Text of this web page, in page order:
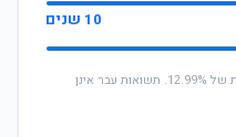
10 שנים
* החישוב מבוסס על תשואה שנתית ממוצעת של 12.99%. תשואות עבר אינן